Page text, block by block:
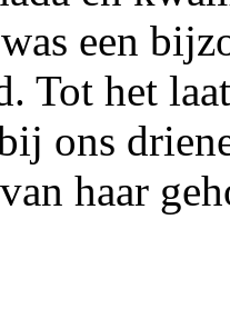
een
Tot het
ons
haar